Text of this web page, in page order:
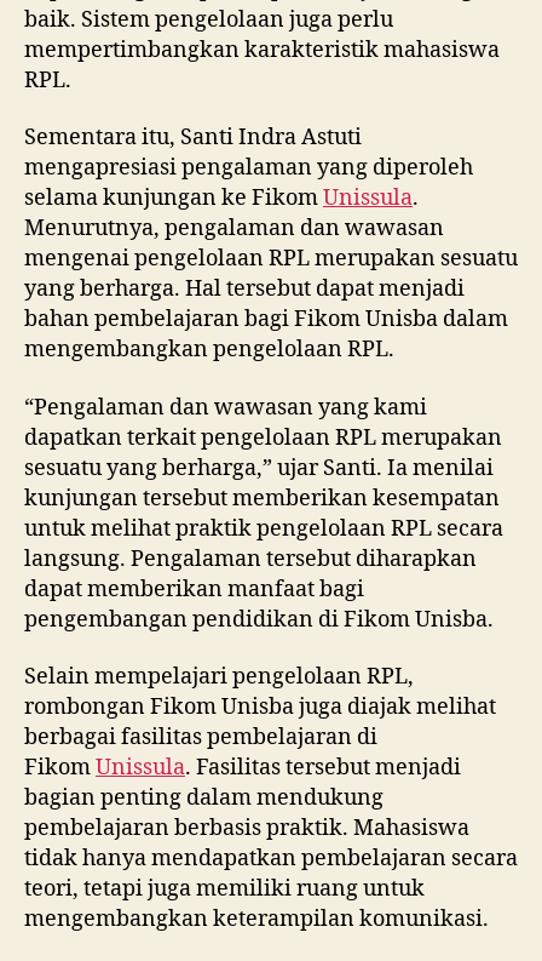
baik. Sistem pengelolaan juga perlu
mempertimbangkan karakteristik mahasiswa
RPL.
Sementara itu, Santi Indra Astuti
mengapresiasi pengalaman yang diperoleh
selama kunjungan ke FikomUnissula.
Menurutnya, pengalaman dan wawasan
mengenai pengelolaan RPL merupakan sesuatu
yang berharga. Hal tersebut dapat menjadi
bahan pembelajaran bagi Fikom Unisba dalam
mengembangkan pengelolaan RPL.
“Pengalaman dan wawasan yang kami
dapatkan terkait pengelolaan RPL merupakan
sesuatu yang berharga,” ujar Santi. Ia menilai
kunjungan tersebut memberikan kesempatan
untuk melihat praktik pengelolaan RPL secara
langsung. Pengalaman tersebut diharapkan
dapat memberikan manfaat bagi
pengembangan pendidikan di Fikom Unisba.
Selain mempelajari pengelolaan RPL,
rombongan Fikom Unisba juga diajak melihat
berbagai fasilitas pembelajaran di
FikomUnissula. Fasilitas tersebut menjadi
bagian penting dalam mendukung
pembelajaran berbasis praktik. Mahasiswa
tidak hanya mendapatkan pembelajaran secara
teori, tetapi juga memiliki ruang untuk
mengembangkan keterampilan komunikasi.